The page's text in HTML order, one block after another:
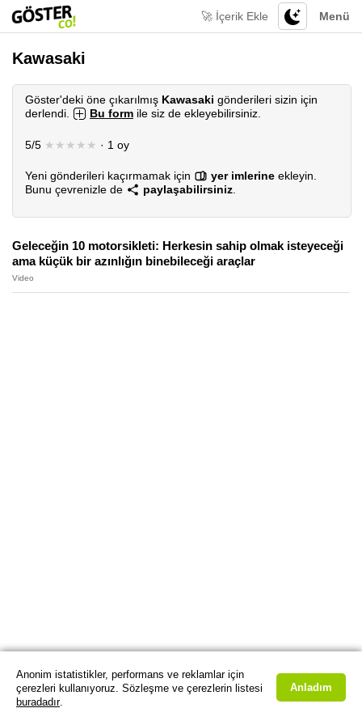
Menü
🚀 İçerik Ekle
Kawasaki
Göster'deki öne çıkarılmış Kawasaki gönderileri sizin için
derlendi.
Bu form ile siz de ekleyebilirsiniz.
5/5 ★★★★★ · 1 oy
Yeni gönderileri kaçırmamak için yer imlerine ekleyin.
Bunu çevrenizle de
paylaşabilirsiniz
Geleceğin 10 motorsikleti: Herkesin sahip olmak isteyeceği
ama küçük bir azınlığın binebileceği araçlar
Video
Anonim istatistikler, performans ve reklamlar için
çerezleri kullanıyoruz. Sözleşme ve çerezlerin listesi
buradadır.
Anladım